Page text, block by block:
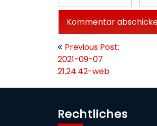
Beitragsnavigation
Previous Post:
2021-09-07
21.24.42-web
Rechtliches